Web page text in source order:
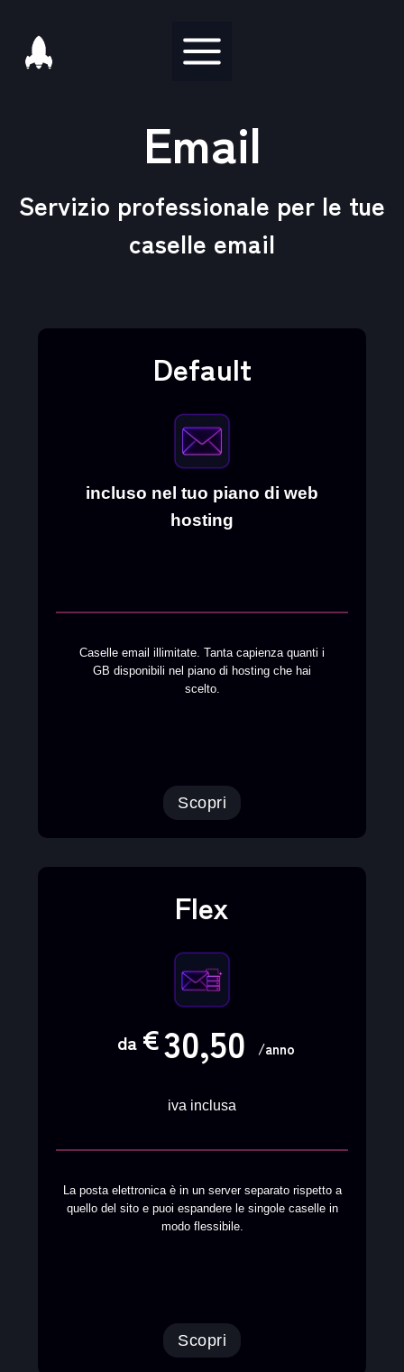
contenuto
Email
Servizio professionale per le tue
caselle email
Default
incluso nel tuo piano di web
hosting
Caselle email illimitate. Tanta capienza quanti i
GB disponibili nel piano di hosting che hai
scelto.
Scopri
Flex
da €30,50 /anno
iva inclusa
La posta elettronica è in un server separato rispetto a
quello del sito e puoi espandere le singole caselle in
modo flessibile.
Scopri